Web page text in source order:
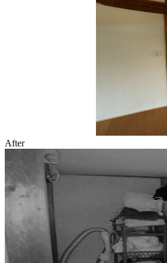
After